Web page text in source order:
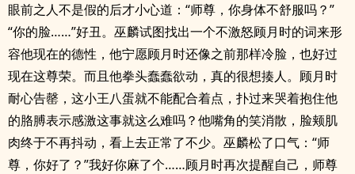
眼前之人不是假的后才小心道：“师尊，你身体不舒服吗？”
“你的脸……”好丑。巫麟试图找出一个不激怒顾月时的词来形
容他现在的德性，他宁愿顾月时还像之前那样冷脸，也好过
现在这尊荣。而且他拳头蠢蠢欲动，真的很想揍人。顾月时
耐心告罄，这小王八蛋就不能配合着点，扑过来哭着抱住他
的胳膊表示感激这事就这么难吗？他嘴角的笑消散，脸颊肌
肉终于不再抖动，看上去正常了不少。巫麟松了口气：“师
尊，你好了？”我好你麻了个……顾月时再次提醒自己，师尊